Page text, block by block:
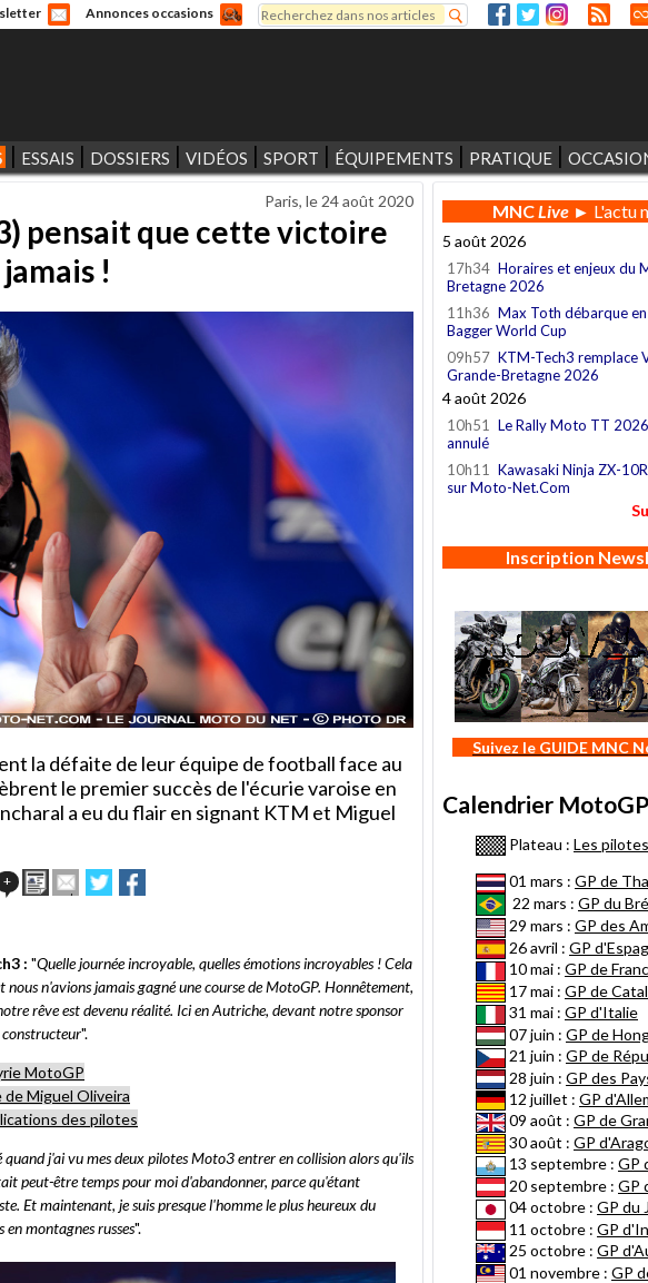
Annonces occasions
Formulaire de recherche
Rechercher
ESSAIS DOSSIERS VIDÉOS SPORT ÉQUIPEMENTS PRATIQUE
Paris, le 24 août 2020
pensait que cette victoire
!
la défaite de leur équipe de football face au
le premier succès de l'écurie varoise en
a eu du flair en signant KTM et Miguel
+ ImprimerEnvoyer
cet
un
ami
Partager
sur
sur
: "Quelle journée incroyable, quelles émotions incroyables ! Cela
n'avions jamais gagné une course de MotoGP. Honnêtement,
rêve est devenu réalité. Ici en Autriche, devant notre sponsor
".
MotoGP
Miguel Oliveira
des pilotes
j'ai vu mes deux pilotes Moto3 entrer en collision alors qu'ils
peut-être temps pour moi d'abandonner, parce qu'étant
Et maintenant, je suis presque l'homme le plus heureux du
en montagnes russes".
MNCLive► L'actu
5 août 2026
17h34 Horaires et enjeux du
Bretagne 2026
11h36 Max Toth débarque
Bagger World Cup
09h57 KTM-Tech3 remplace
Grande-Bretagne 2026
4 août 2026
10h51
Le Rally Moto TT
annulé
10h11
Kawasaki Ninja ZX-
sur Moto-Net.Com
Inscription
Suivez le GUIDE MNC
Calendrier
Plateau : Les
01 mars : GP de
22 mars : GP du
29 mars : GP des
26 avril : GP
10 mai : GP de
17 mai : GP de
31 mai : GP d'Italie
07 juin : GP de
21 juin : GP de
28 juin : GP des
12 juillet : GP
09 août : GP de
30 août : GP
13 septembre : GP
20 septembre : GP
04 octobre : GP du
11 octobre : GP
25 octobre : GP
01 novembre : GP